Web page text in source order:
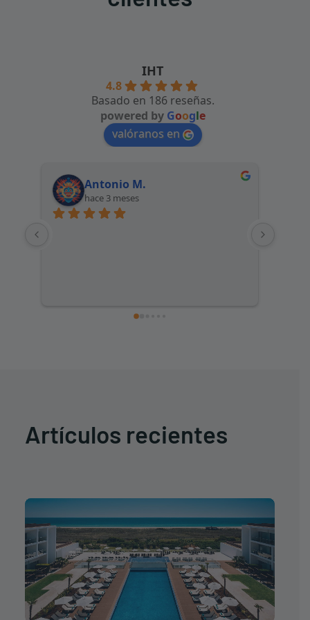
IHT
4.8
Basado en 186 reseñas.
powered by Google
valóranos en
Antonio M.
hace 3 meses
Artículos recientes
" data-no-bp="" data-
bp="210,250,360,480,720,945,1032,1350,1500"
data-uniqueid="174437-747602" data-
guid="https://www.iht-group.com/wp-
content/uploads/2026/04/resultado1-iberostar-
selection-lagos-algarve.jpg" data-
path="2026/04/resultado1-iberostar-selection-
lagos-algarve.jpg" data-width="1920" data-
height="1280" data-singlew="4" data-singleh="2"